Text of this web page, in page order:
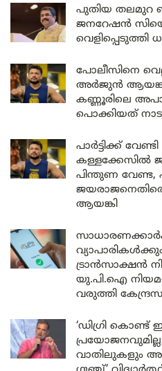
പുതിയ തലമുറ
ജനറേഷൻ സിയെ
വെളിപ്പെടുത്തി
പോലീസിനെ
അർജുൻ
കണ്ണൂരിലെ
പൊക്കിയത്
പാർട്ടിക്ക്
കള്ളക്കേസിൽ
പിന്തുണ വേണ്ട,
ആയങ്കി
ട്രാൻസാക്ഷൻ
യു.പി.ഐ
വരുത്തി
‘ഡിഗ്രി കൊണ്ട്
വാതിലുകളും